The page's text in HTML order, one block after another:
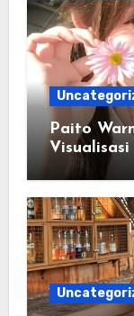
Paito
Terstruktur